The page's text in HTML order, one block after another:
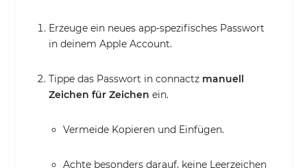
Erzeuge ein neues app-spezifisches Passwort
in deinem Apple Account.
Tippe das Passwort in connactz manuell
Zeichen für Zeichen ein.
Vermeide Kopieren und Einfügen.
Achte besonders darauf, keine Leerzeichen